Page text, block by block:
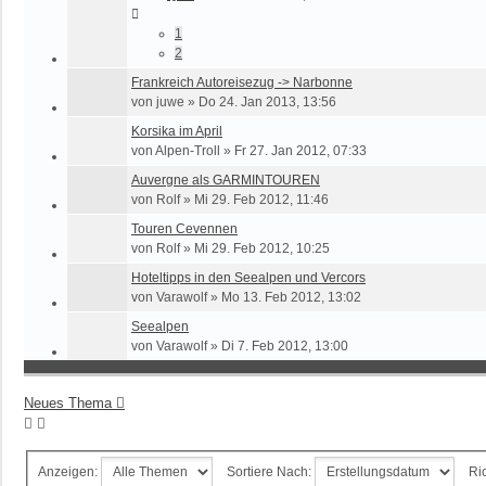
1
2
Frankreich Autoreisezug -> Narbonne
von juwe » Do 24. Jan 2013, 13:56
Korsika im April
von Alpen-Troll » Fr 27. Jan 2012, 07:33
Auvergne als GARMINTOUREN
von Rolf» Mi 29. Feb 2012, 11:46
Touren Cevennen
von Rolf» Mi 29. Feb 2012, 10:25
Hoteltipps in den Seealpen und Vercors
von Varawolf» Mo 13. Feb 2012, 13:02
Seealpen
von Varawolf» Di 7. Feb 2012, 13:00
Neues Thema
Anzeigen: Sortiere Nach: